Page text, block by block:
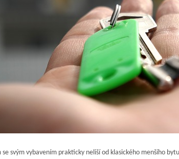
svým vybavením prakticky neliší od klasického menšího